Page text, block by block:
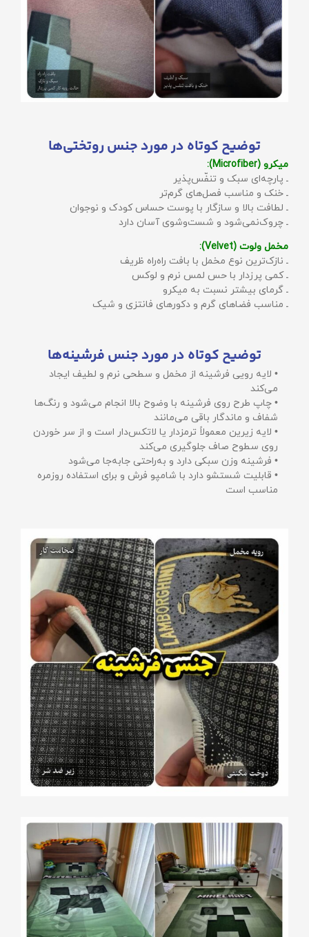
توضیح کوتاه در مورد جنس روتختی‌ها
میکرو (Microfiber):
ـ پارچه‌ای سبک و تنفّس‌پذیر
ـ خنک و مناسب فصل‌های گرم‌تر
ـ لطافت بالا و سازگار با پوست حساس کودک و نوجوان
ـ چروک‌نمی‌شود و شست‌وشوی آسان دارد
مخمل ولوت (Velvet):
ـ نازک‌ترین نوع مخمل با بافت راه‌راه ظریف
ـ کمی پرزدار با حس لمس نرم و لوکس
ـ گرمای بیشتر نسبت به میکرو
ـ مناسب فضاهای گرم و دکورهای فانتزی و شیک
توضیح کوتاه در مورد جنس فرشینه‌ها
• لایه رویی فرشینه از مخمل و سطحی نرم و لطیف ایجاد
می‌کند
• چاپ طرح روی فرشینه با وضوح بالا انجام می‌شود و رنگ‌ها
شفاف و ماندگار باقی می‌مانند
• لایه زیرین معمولاً ترمزدار یا لاتکس‌دار است و از سر خوردن
روی سطوح صاف جلوگیری می‌کند
• فرشینه وزن سبکی دارد و به‌راحتی جابه‌جا می‌شود
• قابلیت شستشو دارد با شامپو فرش و برای استفاده روزمره
مناسب است